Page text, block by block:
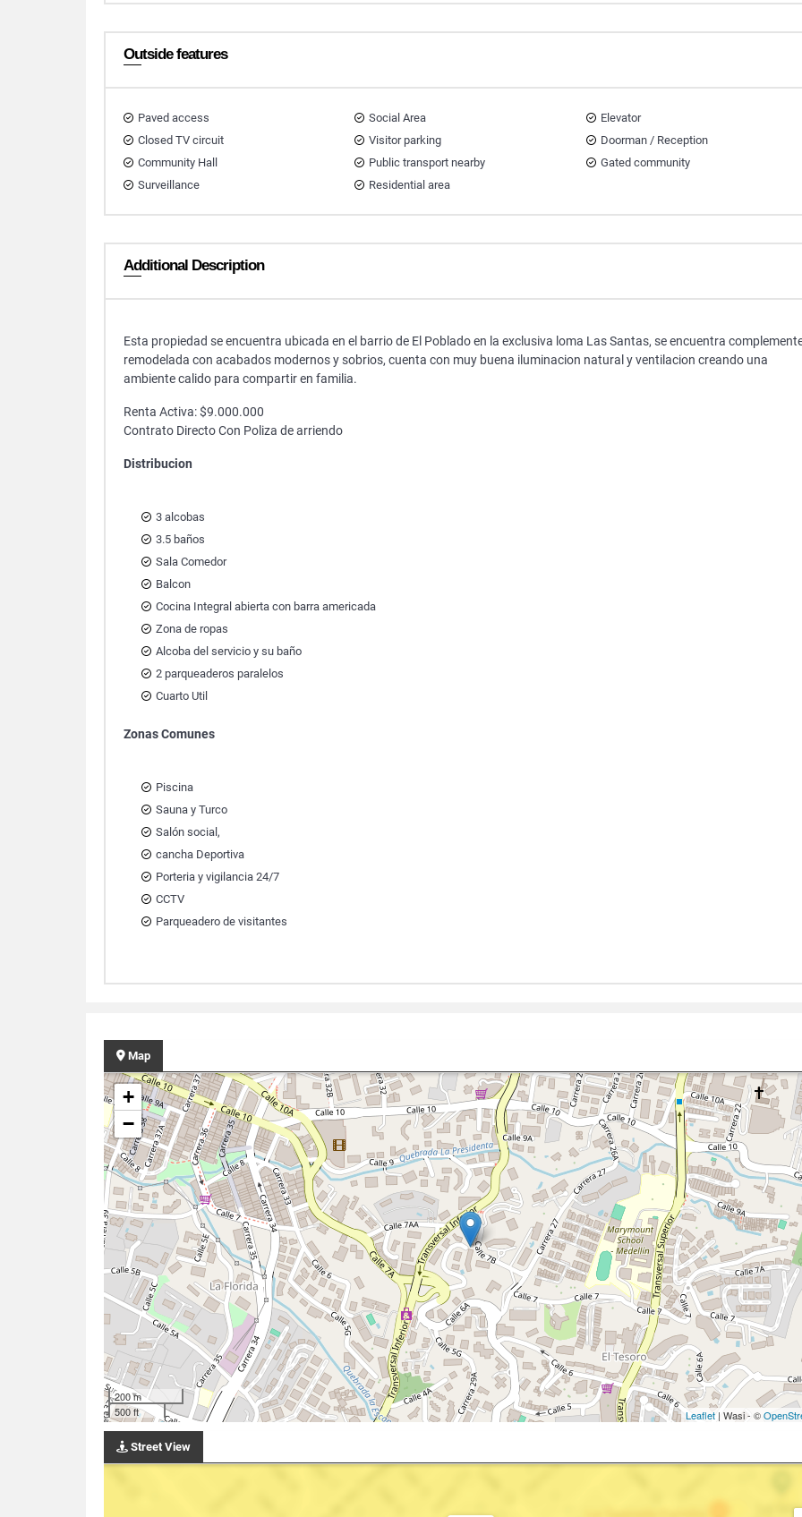
Outside features
Paved access Social Area
Elevator
Closed TV circuit
Visitor parking
Doorman / Reception
Community Hall
Public transport nearby
Gated community
Surveillance
Residential area
Additional Description
Esta propiedad se encuentra ubicada en el barrio de El Poblado en la exclusiva loma Las Santas, se encuentra
remodelada con acabados modernos y sobrios, cuenta con muy buena iluminacion natural y ventilacion creando una
ambiente calido para compartir en familia.
Renta Activa: $9.000.000
Contrato Directo Con Poliza de arriendo
Distribucion
3 alcobas
3.5 baños
Sala Comedor
Balcon
Cocina Integral abierta con barra americada
Zona de ropas
Alcoba del servicio y su baño
2 parqueaderos paralelos
Cuarto Util
Zonas Comunes
Piscina
Sauna y Turco
Salón social,
cancha Deportiva
Porteria y vigilancia 24/7
CCTV
Parqueadero de visitantes
Map
+
−
200 m
500 ft
Leaflet | Wasi - ©
Street View